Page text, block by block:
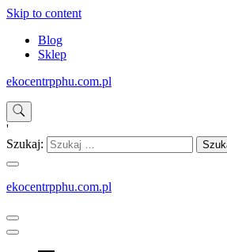
Skip to content
Blog
Sklep
ekocentrpphu.com.pl
'
Szukaj:
ekocentrpphu.com.pl